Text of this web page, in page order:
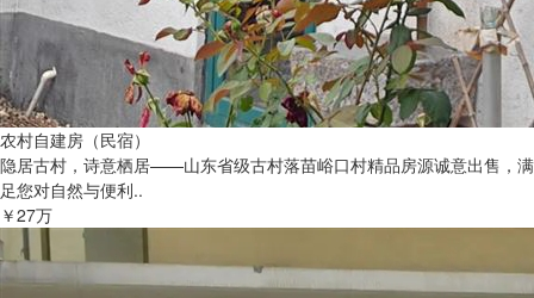
农村自建房（民宿）
隐居古村，诗意栖居——山东省级古村落苗峪口村精品房源诚意出售，满
足您对自然与便利..
￥27万